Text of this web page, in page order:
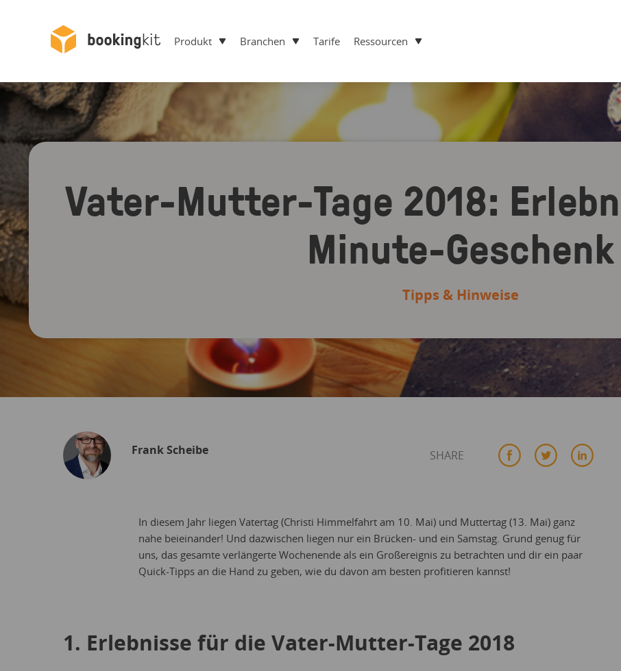
Produkt Branchen Tarife Ressourcen
Vater-Mutter-Tage 2018:
Minute-Geschenk
Tipps & Hinweise
Frank Scheibe SHARE
In diesem Jahr liegen Vatertag (Christi Himmelfahrt am 10. Mai) und Muttertag (13. Mai) ganz
nahe beieinander! Und dazwischen liegen nur ein Brücken- und ein Samstag. Grund genug für
uns, das gesamte verlängerte Wochenende als ein Großereignis zu betrachten und dir ein paar
Quick-Tipps an die Hand zu geben, wie du davon am besten profitieren kannst!
1. Erlebnisse für die Vater-Mutter-Tage 2018